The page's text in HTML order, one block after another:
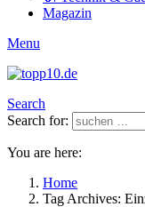
Magazin
Menu
Search
Search for:
You are here:
Home
Tag Archives: